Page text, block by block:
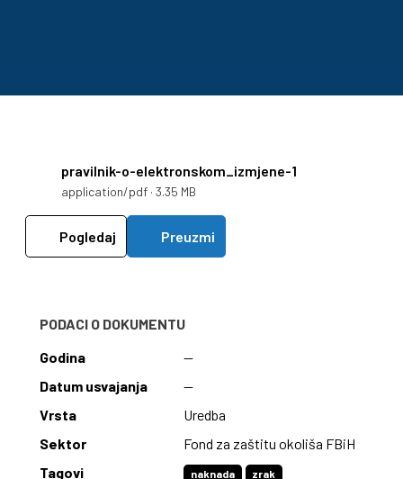
pravilnik-o-elektronskom_izmjene-1
application/pdf · 3.35 MB
Pogledaj Preuzmi
PODACI O DOKUMENTU
Godina
—
Datum usvajanja
—
Vrsta
Uredba
Sektor
Fond za zaštitu okoliša FBiH
Tagovi
naknada zrak